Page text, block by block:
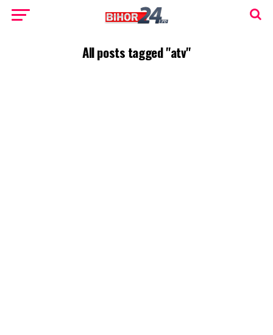
All posts tagged "atv"